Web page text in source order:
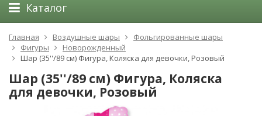
Каталог
Главная Воздушные шары
Фольгированные шары
Фигуры
Новорожденный
Шар (35''/89 см) Фигура, Коляска для девочки, Розовый
Шар (35''/89 см) Фигура, Коляска
для девочки, Розовый